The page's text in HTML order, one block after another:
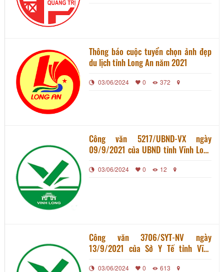
Thông báo cuộc tuyển chọn ảnh đẹp
du lịch tỉnh Long An năm 2021
03/06/2024 0 372
Công văn 5217/UBND-VX ngày
09/9/2021 của UBND tỉnh Vĩnh Long
từ các tỉnh khác tự di chuyển vào địa
03/06/2024 0 12
Công văn 3706/SYT-NV ngày
13/9/2021 của Sở Y Tế tỉnh Vĩnh
03/06/2024 0 613